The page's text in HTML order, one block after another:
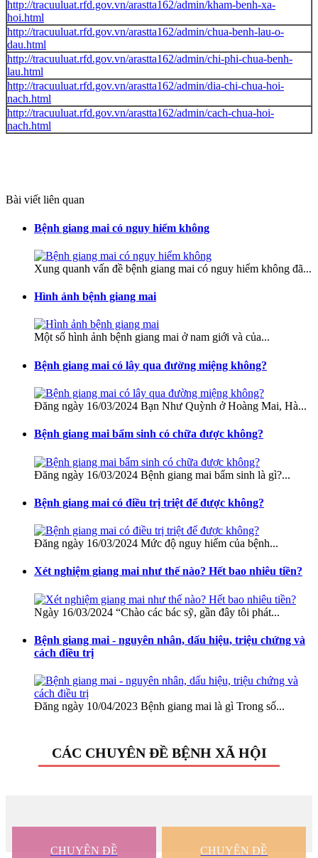
http://tracuuluat.rfd.gov.vn/arastta162/admin/kham-benh-xa-
hoi.html
http://tracuuluat.rfd.gov.vn/arastta162/admin/chua-benh-lau-o-
dau.html
http://tracuuluat.rfd.gov.vn/arastta162/admin/chi-phi-chua-benh-
lau.html
http://tracuuluat.rfd.gov.vn/arastta162/admin/dia-chi-chua-hoi-
nach.html
http://tracuuluat.rfd.gov.vn/arastta162/admin/cach-chua-hoi-
nach.html
Bài viết liên quan
Bệnh giang mai có nguy hiểm không
Xung quanh vấn đề bệnh giang mai có nguy hiểm không đã...
Hình ảnh bệnh giang mai
Một số hình ảnh bệnh giang mai ở nam giới và của...
Bệnh giang mai có lây qua đường miệng không?
Đăng ngày 16/03/2024 Bạn Như Quỳnh ở Hoàng Mai, Hà...
Bệnh giang mai bẩm sinh có chữa được không?
Đăng ngày 16/03/2024 Bệnh giang mai bẩm sinh là gì?...
Bệnh giang mai có điều trị triệt để được không?
Đăng ngày 16/03/2024 Mức độ nguy hiểm của bệnh...
Xét nghiệm giang mai như thế nào? Hết bao nhiêu tiền?
Ngày 16/03/2024 “Chào các bác sỹ, gần đây tôi phát...
Bệnh giang mai - nguyên nhân, dấu hiệu, triệu chứng và
cách điều trị
Đăng ngày 10/04/2023 Bệnh giang mai là gì Trong số...
CÁC CHUYÊN ĐỀ BỆNH XÃ HỘI
CHUYÊN ĐỀ
CHUYÊN ĐỀ